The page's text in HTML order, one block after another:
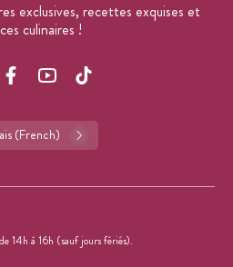
exclusives, recettes exquises et
culinaires !
(French)
14h à 16h (sauf jours fériés).